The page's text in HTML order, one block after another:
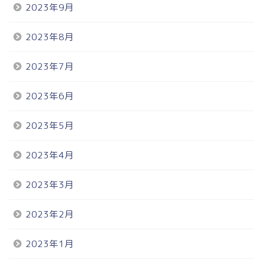
2023年9月
2023年8月
2023年7月
2023年6月
2023年5月
2023年4月
2023年3月
2023年2月
2023年1月